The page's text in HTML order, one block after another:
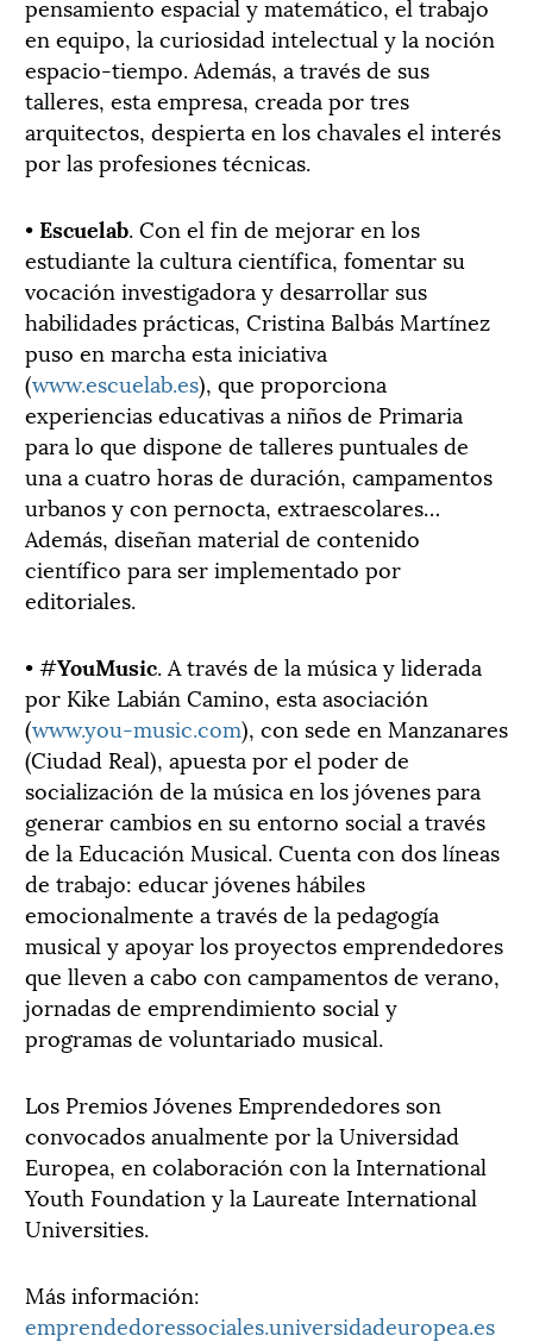
en equipo, la curiosidad intelectual y la noción
espacio-tiempo. Además, a través de sus
talleres, esta empresa, creada por tres
arquitectos, despierta en los chavales el interés
por las profesiones técnicas.
•Escuelab. Con el fin de mejorar en los
estudiante la cultura científica, fomentar su
vocación investigadora y desarrollar sus
habilidades prácticas, Cristina Balbás Martínez
puso en marcha esta iniciativa
(www.escuelab.es), que proporciona
experiencias educativas a niños de Primaria
para lo que dispone de talleres puntuales de
una a cuatro horas de duración, campamentos
urbanos y con pernocta, extraescolares…
Además, diseñan material de contenido
científico para ser implementado por
editoriales.
• #YouMusic. A través de la música y liderada
por Kike Labián Camino, esta asociación
(www.you-music.com), con sede en Manzanares
(Ciudad Real), apuesta por el poder de
socialización de la música en los jóvenes para
generar cambios en su entorno social a través
de la Educación Musical. Cuenta con dos líneas
de trabajo: educar jóvenes hábiles
emocionalmente a través de la pedagogía
musical y apoyar los proyectos emprendedores
que lleven a cabo con campamentos de verano,
jornadas de emprendimiento social y
programas de voluntariado musical.
Los Premios Jóvenes Emprendedores son
convocados anualmente por la Universidad
Europea, en colaboración con la International
Youth Foundation y la Laureate International
Universities.
Más información:
emprendedoressociales.universidadeuropea.es